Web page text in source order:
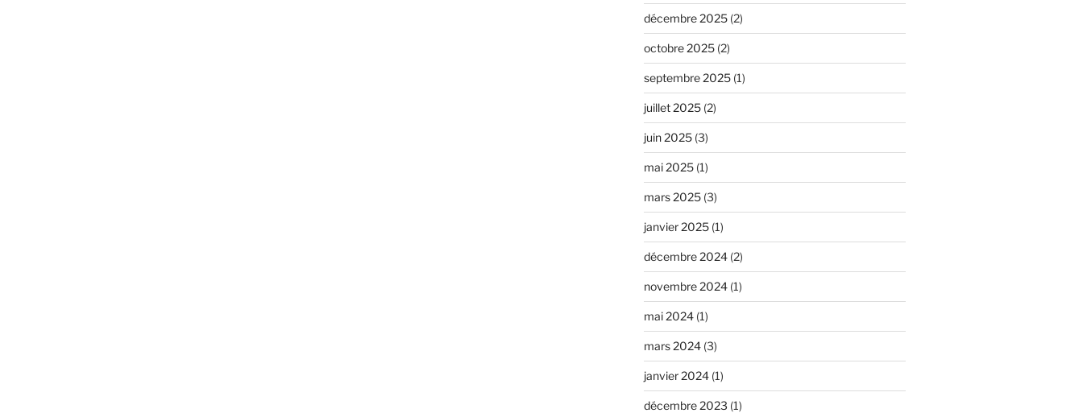
décembre 2025(2)
octobre 2025(2)
septembre 2025(1)
juillet 2025(2)
juin 2025(3)
mai 2025(1)
mars 2025(3)
janvier 2025(1)
décembre 2024(2)
novembre 2024(1)
mai 2024(1)
mars 2024(3)
janvier 2024(1)
décembre 2023 (1)